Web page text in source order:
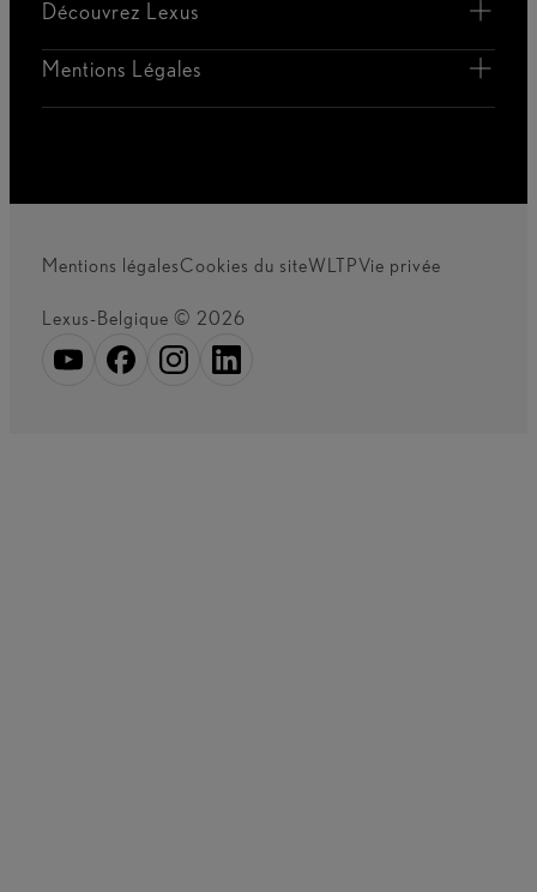
Découvrez Lexus
Mentions Légales
Mentions légalesCookies du siteWLTPVie privée
Lexus-Belgique © 2026